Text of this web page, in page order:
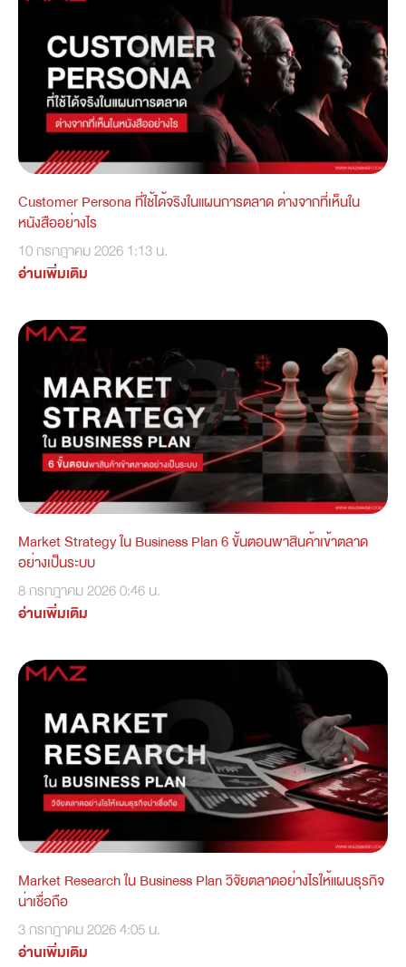
Customer Persona ที่ใช้ได้จริงในแผนการตลาด ต่างจากที่เห็นใน
หนังสืออย่างไร
10 กรกฎาคม 20261:13 น.
อ่านเพิ่มเติม
Market Strategy ใน Business Plan 6 ขั้นตอนพาสินค้าเข้าตลาด
อย่างเป็นระบบ
8 กรกฎาคม 20260:46 น.
อ่านเพิ่มเติม
Market Research ใน Business Plan วิจัยตลาดอย่างไรให้แผนธุรกิจ
น่าเชื่อถือ
3 กรกฎาคม 20264:05 น.
อ่านเพิ่มเติม